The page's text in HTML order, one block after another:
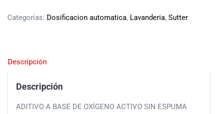
Categorías: Dosificacion automatica, Lavanderia, Sutter
Descripción
Descripción
ADITIVO A BASE DE OXÍGENO ACTIVO SIN ESPUMA